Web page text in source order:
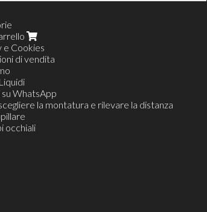
e Cookies
di vendita
WhatsApp
la montatura e rilevare la distanza
occhiali